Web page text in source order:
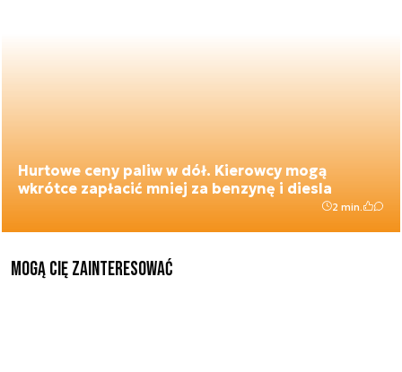
Hurtowe ceny paliw w dół. Kierowcy mogą
wkrótce zapłacić mniej za benzynę i diesla
2 min.
Mogą Cię zainteresować